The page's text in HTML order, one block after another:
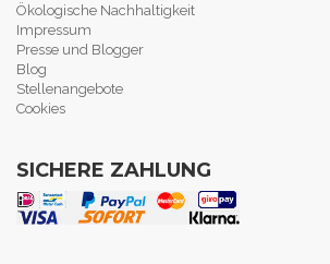
Ökologische Nachhaltigkeit
Impressum
Presse und Blogger
Blog
Stellenangebote
Cookies
SICHERE ZAHLUNG